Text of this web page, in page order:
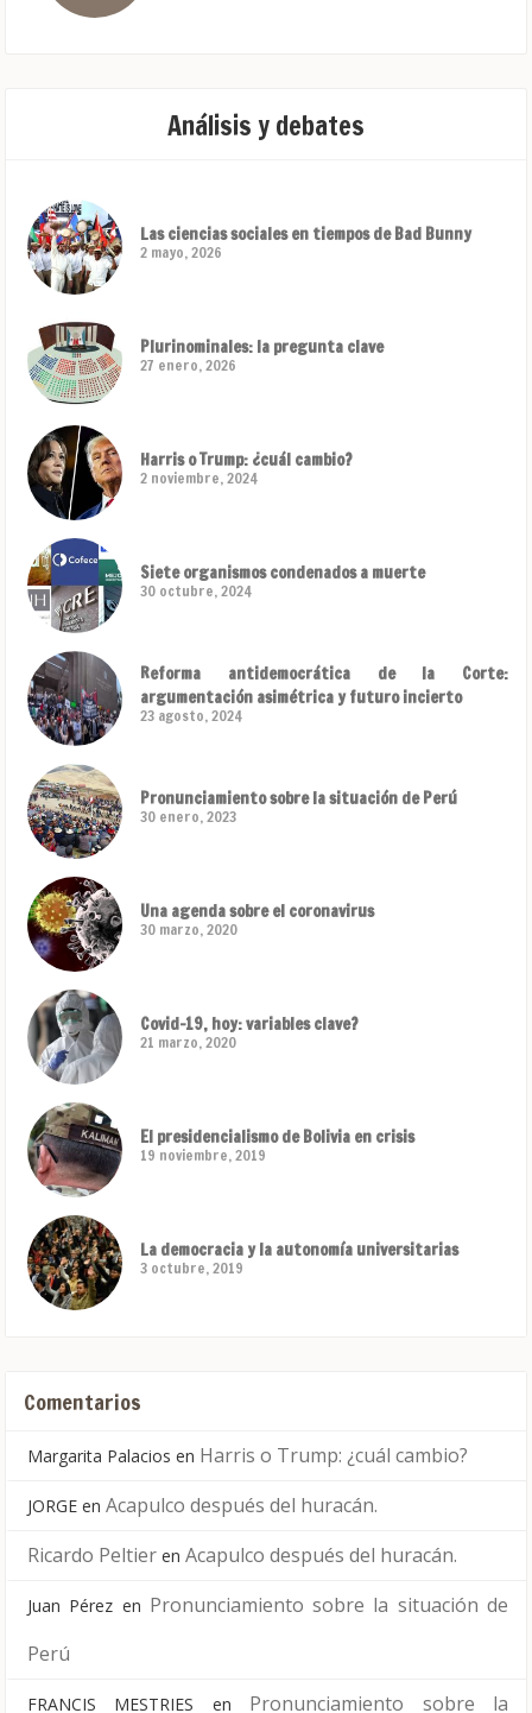
Análisis y debates
Las ciencias sociales en tiempos de Bad Bunny
2 mayo, 2026
Plurinominales: la pregunta clave
27 enero, 2026
Harris o Trump: ¿cuál cambio?
2 noviembre, 2024
Siete organismos condenados a muerte
30 octubre, 2024
Reforma antidemocrática de la Corte:
argumentación asimétrica y futuro incierto
23 agosto, 2024
Pronunciamiento sobre la situación de Perú
30 enero, 2023
Una agenda sobre el coronavirus
30 marzo, 2020
Covid-19, hoy: variables clave?
21 marzo, 2020
El presidencialismo de Bolivia en crisis
19 noviembre, 2019
La democracia y la autonomía universitarias
3 octubre, 2019
Comentarios
Margarita Palacios en Harris o Trump: ¿cuál cambio?
JORGE en Acapulco después del huracán.
Ricardo Peltier en Acapulco después del huracán.
Juan Pérez en Pronunciamiento sobre la situación de
Perú
FRANCIS MESTRIES en Pronunciamiento sobre la